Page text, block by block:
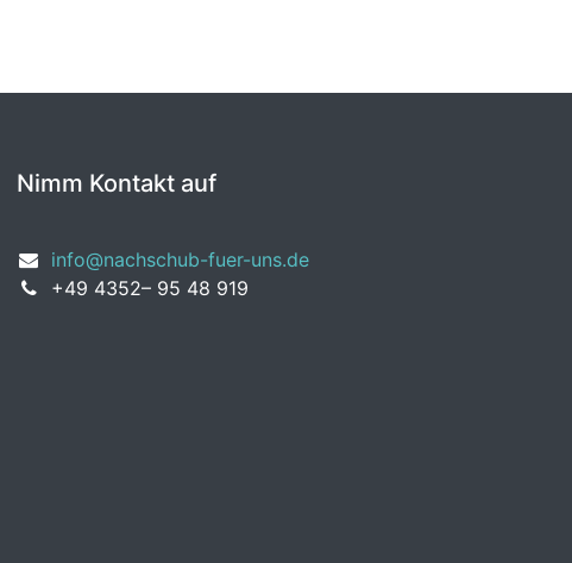
Nimm Kontakt auf
info@nachschub-fuer-uns.de
+49 4352– 95 48 919